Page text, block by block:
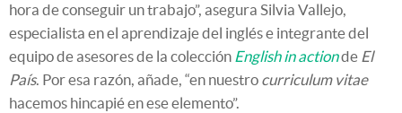
hora de conseguir un trabajo”, asegura Silvia Vallejo,
especialista en el aprendizaje del inglés e integrante del
equipo de asesores de la colección English in actionde El
País. Por esa razón, añade, “en nuestro curriculum vitae
hacemos hincapié en ese elemento”.